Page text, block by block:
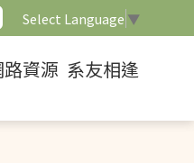
Select Language ▼
資源 系友相逢